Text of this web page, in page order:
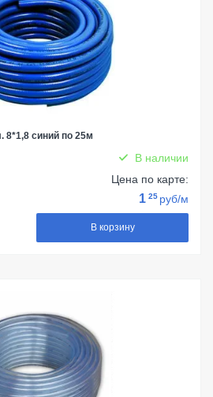
8*1,8 синий по 25м
В наличии
Цена по карте:
1 25 руб/м
В корзину